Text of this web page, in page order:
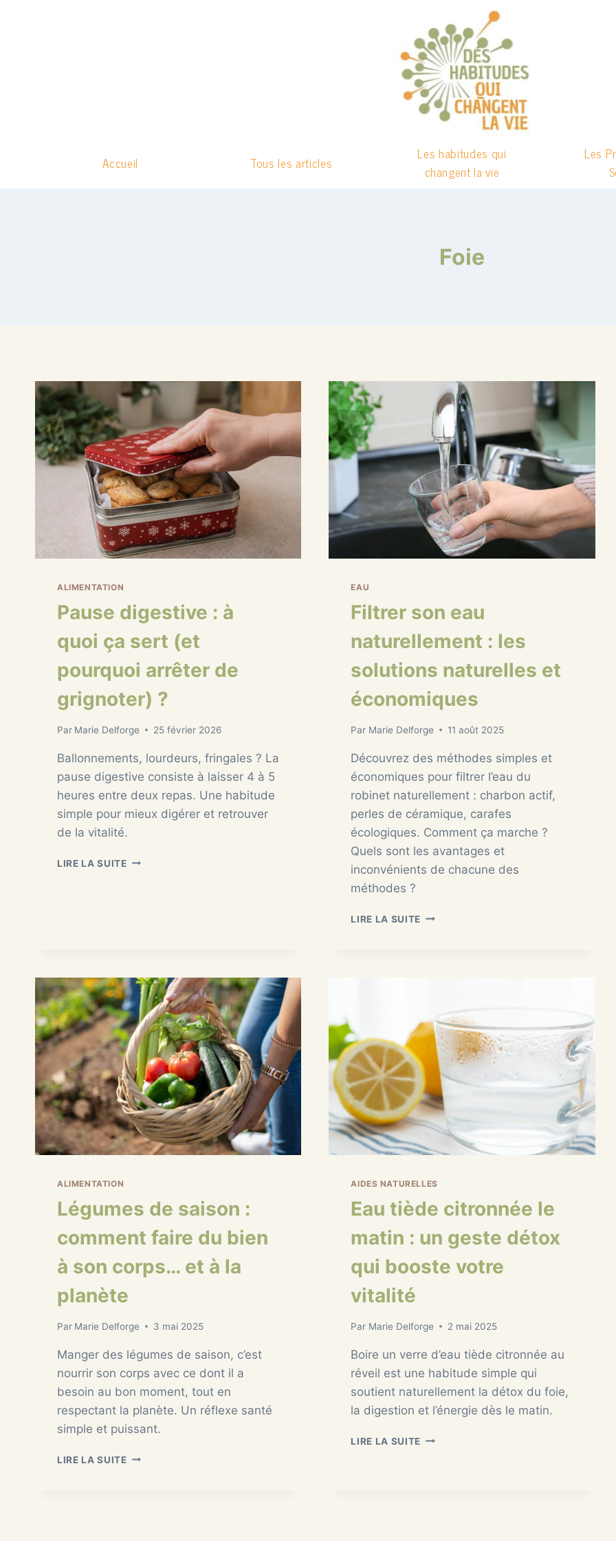
Accueil Tous les articles
Les habitudes qui
changent la vie
Les
Foie
ALIMENTATION
Pause digestive : à
quoi ça sert (et
pourquoi arrêter de
grignoter) ?
Par Marie Delforge 25 février 2026
Ballonnements, lourdeurs, fringales ? La
pause digestive consiste à laisser 4 à 5
heures entre deux repas. Une habitude
simple pour mieux digérer et retrouver
de la vitalité.
LIRE LA SUITEPAUSE
POURQUOI
ARRÊTER
DE
GRIGNOTER)
?
EAU
Filtrer son eau
naturellement : les
solutions naturelles et
économiques
Par Marie Delforge 11 août 2025
Découvrez des méthodes simples et
économiques pour filtrer l’eau du
robinet naturellement : charbon actif,
perles de céramique, carafes
écologiques. Comment ça marche ?
Quels sont les avantages et
inconvénients de chacune des
méthodes ?
LIRE LA SUITE FILTRER
NATURELLES
ET
ÉCONOMIQUES
ALIMENTATION
Légumes de saison :
comment faire du bien
à son corps… et à la
planète
Par Marie Delforge 3 mai 2025
Manger des légumes de saison, c’est
nourrir son corps avec ce dont il a
besoin au bon moment, tout en
respectant la planète. Un réflexe santé
simple et puissant.
LIRE LA SUITELÉGUMES
AIDES NATURELLES
Eau tiède citronnée le
matin : un geste détox
qui booste votre
vitalité
Par Marie Delforge 2 mai 2025
Boire un verre d’eau tiède citronnée au
réveil est une habitude simple qui
soutient naturellement la détox du foie,
la digestion et l’énergie dès le matin.
LIRE LA SUITE EAU